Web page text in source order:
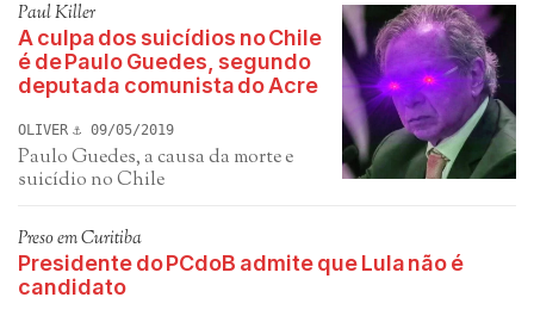
Paul Killer
A culpa dos suicídios no Chile
é de Paulo Guedes, segundo
deputada comunista do Acre
OLIVER 09/05/2019
Paulo Guedes, a causa da morte e
suicídio no Chile
Preso em Curitiba
Presidente do PCdoB admite que Lula não é
candidato